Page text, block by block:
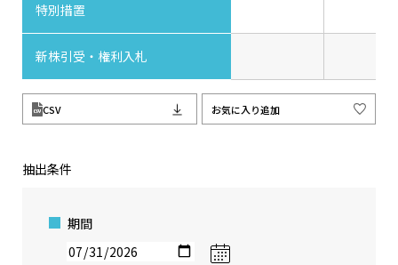
特別措置
新株引受・権利入札
CSV お気に入り追加
抽出条件
期間